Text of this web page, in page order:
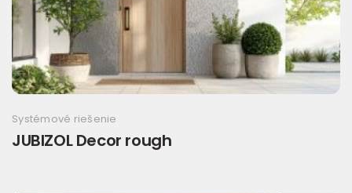
Systémové riešenie
JUBIZOL Decor rough